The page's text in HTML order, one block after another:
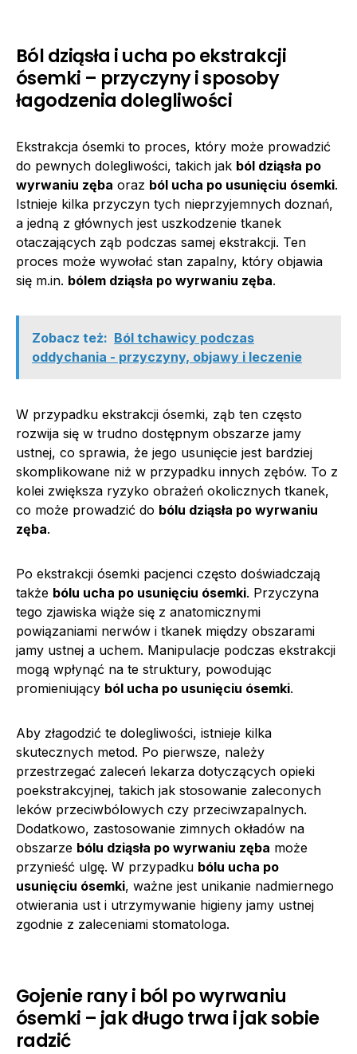
Ból dziąsła i ucha po ekstrakcji
ósemki – przyczyny i sposoby
łagodzenia dolegliwości
Ekstrakcja ósemki to proces, który może prowadzić
do pewnych dolegliwości, takich jak ból dziąsła po
wyrwaniu zęba oraz ból ucha po usunięciu ósemki.
Istnieje kilka przyczyn tych nieprzyjemnych doznań,
a jedną z głównych jest uszkodzenie tkanek
otaczających ząb podczas samej ekstrakcji. Ten
proces może wywołać stan zapalny, który objawia
się m.in. bólem dziąsła po wyrwaniu zęba.
Zobacz też: Ból tchawicy podczas
oddychania - przyczyny, objawy i leczenie
W przypadku ekstrakcji ósemki, ząb ten często
rozwija się w trudno dostępnym obszarze jamy
ustnej, co sprawia, że jego usunięcie jest bardziej
skomplikowane niż w przypadku innych zębów. To z
kolei zwiększa ryzyko obrażeń okolicznych tkanek,
co może prowadzić do bólu dziąsła po wyrwaniu
zęba.
Po ekstrakcji ósemki pacjenci często doświadczają
także bólu ucha po usunięciu ósemki. Przyczyna
tego zjawiska wiąże się z anatomicznymi
powiązaniami nerwów i tkanek między obszarami
jamy ustnej a uchem. Manipulacje podczas ekstrakcji
mogą wpłynąć na te struktury, powodując
promieniujący ból ucha po usunięciu ósemki.
Aby złagodzić te dolegliwości, istnieje kilka
skutecznych metod. Po pierwsze, należy
przestrzegać zaleceń lekarza dotyczących opieki
poekstrakcyjnej, takich jak stosowanie zaleconych
leków przeciwbólowych czy przeciwzapalnych.
Dodatkowo, zastosowanie zimnych okładów na
obszarze bólu dziąsła po wyrwaniu zęba może
przynieść ulgę. W przypadku bólu ucha po
usunięciu ósemki, ważne jest unikanie nadmiernego
otwierania ust i utrzymywanie higieny jamy ustnej
zgodnie z zaleceniami stomatologa.
Gojenie rany i ból po wyrwaniu
ósemki – jak długo trwa i jak sobie
radzić